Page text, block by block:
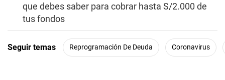
que debes saber para cobrar hasta S/2.000 de
tus fondos
Seguir temas Reprogramación De Deuda Coronavirus